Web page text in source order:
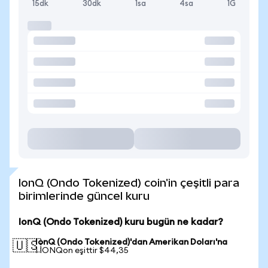
15dk 30dk 1sa 4sa 1G
IonQ (Ondo Tokenized) coin'in çeşitli para
birimlerinde güncel kuru
IonQ (Ondo Tokenized) kuru bugün ne kadar?
🇺🇸IonQ (Ondo Tokenized)'dan Amerikan Doları'na
1 IONQon eşittir $44,35